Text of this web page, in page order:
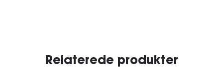
Relaterede produkter